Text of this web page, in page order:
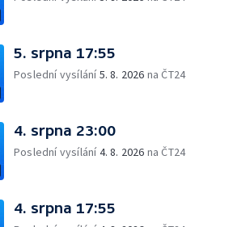
5. srpna 17:55
Poslední vysílání5. 8. 2026 na ČT24
4. srpna 23:00
Poslední vysílání4. 8. 2026 na ČT24
4. srpna 17:55